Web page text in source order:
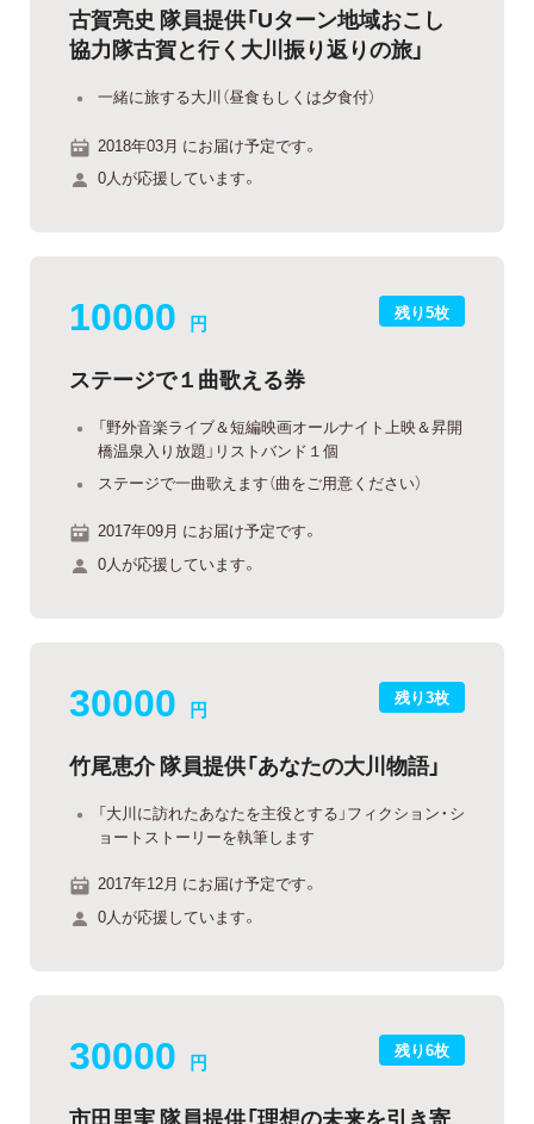
古賀亮史 隊員提供「Uターン地域おこし
協力隊古賀と行く大川振り返りの旅」
一緒に旅する大川（昼食もしくは夕食付）
2018年03月 にお届け予定です。
0人が応援しています。
残り5枚
10000 円
ステージで１曲歌える券
「野外音楽ライブ＆短編映画オールナイト上映＆昇開
橋温泉入り放題」リストバンド１個
ステージで一曲歌えます（曲をご用意ください）
2017年09月 にお届け予定です。
0人が応援しています。
残り3枚
30000 円
竹尾恵介 隊員提供「あなたの大川物語」
「大川に訪れたあなたを主役とする」フィクション・シ
ョートストーリーを執筆します
2017年12月 にお届け予定です。
0人が応援しています。
残り6枚
30000 円
市田里実 隊員提供「理想の未来を引き寄